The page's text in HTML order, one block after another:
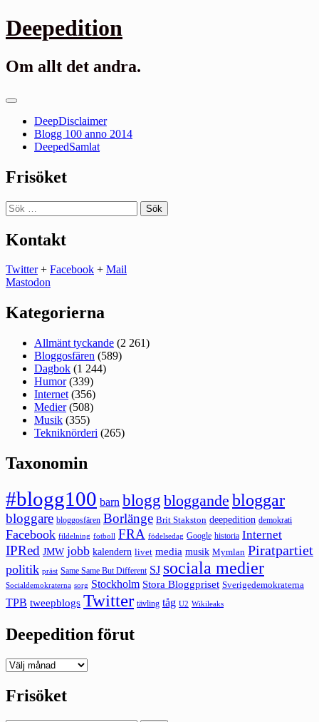
Gå
till
Deepedition
Om allt det andra.
Primär
DeepDisclaimer
Blogg 100 anno 2014
DeepedSamlat
Frisöket
Sök
efter:
Kontakt
Twitter+ Facebook + Mail
Mastodon
Kategorierna
Allmänt tyckande (2 261)
Bloggosfären (589)
Dagbok (1 244)
Humor(339)
Internet (356)
Medier(508)
Musik (355)
Tekniknörderi (265)
Taxonomin
#blogg100 barn blogg bloggande bloggar
bloggare bloggosfären Borlänge Brit Stakston deepedition demokrati
Facebook fildelning fotboll FRA födelsedag Google historia Internet
IPRed JMW jobb kalendern livet media musik Mymlan Piratpartiet
politik präst Same Same But Different SJ sociala medier
Socialdemokraterna sorg Stockholm Stora Bloggpriset Sverigedemokraterna
TPB tweepblogs Twitter tävling tåg U2 Wikileaks
Deepedition förut
Deepedition
Frisöket